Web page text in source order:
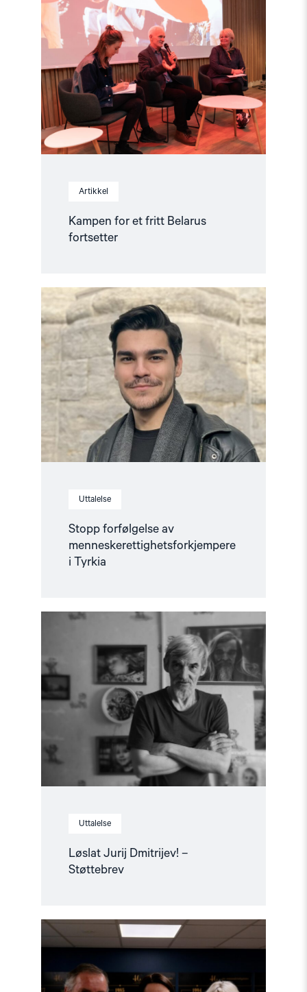
Artikkel
Kampen for et fritt Belarus
fortsetter
"Kampen
for
et
fritt
Belarus
fortsetter"
Uttalelse
Stopp forfølgelse av
menneskerettighetsforkjempere
i Tyrkia
article
"Stopp
forfølgelse
menneskerettighetsforkjempere
i
Tyrkia"
Uttalelse
Løslat Jurij Dmitrijev! –
Støttebrev
"Løslat
Jurij
Dmitrijev!
Støttebrev"
Read
article
"Tsikhanowskaja
Lindeman
medalje